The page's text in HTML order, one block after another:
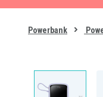
Powerbank